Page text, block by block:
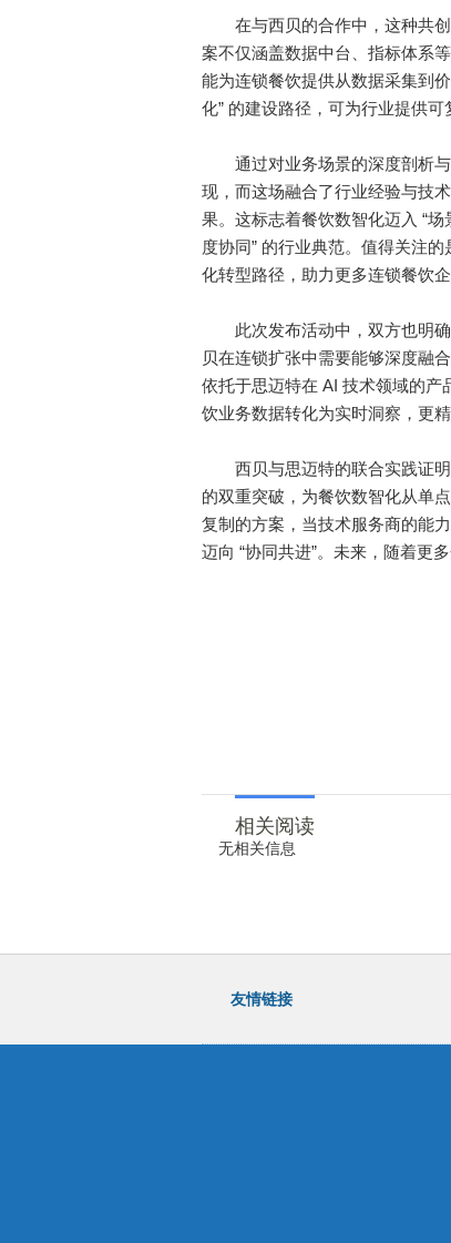
在与西贝的合作中，这种共创
案不仅涵盖数据中台、指标体系
能为连锁餐饮提供从数据采集到
化” 的建设路径，可为行业提供可
通过对业务场景的深度剖析与
现，而这场融合了行业经验与技
果。这标志着餐饮数智化迈入 “
度协同” 的行业典范。值得关注
化转型路径，助力更多连锁餐饮
此次发布活动中，双方也明确
贝在连锁扩张中需要能够深度融
依托于思迈特在 AI 技术领域的产
饮业务数据转化为实时洞察，更
西贝与思迈特的联合实践证明
的双重突破，为餐饮数智化从单
复制的方案，当技术服务商的能
迈向 “协同共进”。未来，随着更
相关阅读
无相关信息
友情链接